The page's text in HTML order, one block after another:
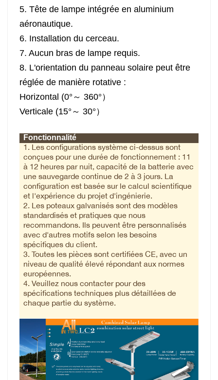
5. Tête de lampe intégrée en aluminium
aéronautique.
6. Installation du cerceau.
7. Aucun bras de lampe requis.
8. L'orientation du panneau solaire peut être
réglée de manière rotative :
Horizontal (0°～ 360°）
Verticale (15°～ 30°）
Fonctionnalité
1. Les configurations système ci-dessus sont
conçues pour une durée de fonctionnement : 11
à 12 heures par nuit, capacité de la batterie avec
une sauvegarde continue de 2 à 3 jours. La
configuration est basée sur le calcul scientifique
et l'expérience du projet d'ingénierie.
2. Les poteaux galvanisés sont des modèles
standardisés et pratiques que nous
recommandons. Ils peuvent être personnalisés
avec d'autres motifs selon les besoins
spécifiques du client.
3. Toutes les pièces sont certifiées CE, avec un
niveau de qualité élevé répondant aux normes
européennes.
4. Veuillez nous contacter pour des
spécifications techniques plus détaillées de
chaque partie du système.